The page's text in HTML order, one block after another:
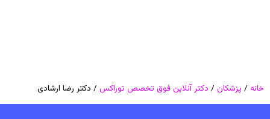
خانه / پزشکان / دکتر آنلاین فوق تخصص توراکس / دکتر رضا ارشادی